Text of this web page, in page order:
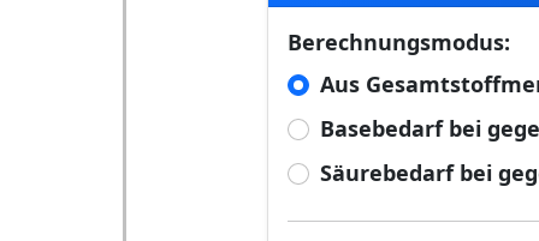
Berechnungsmodus:
Aus
Basebedarf bei
Säurebedarf bei